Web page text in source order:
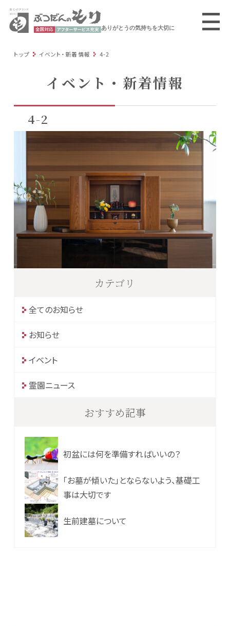
ありがとうの気持ちを大切に
トップ イベント・新着情報 4-2
イベント・新着情報
4-2
カテゴリ
全てのお知らせ
お知らせ
イベント
霊園ニュース
おすすめ記事
初盆には何を準備すればいいの？
「お墓が傾いた」とならないよう、基礎工
事は大切です
生前建墓について